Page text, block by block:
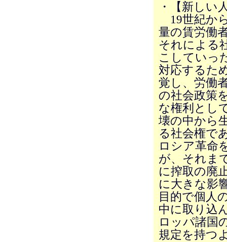
・【新しい
19世紀か
量の賃労働
それによる
こしていっ
対応するた
覚し、労働
の社会政策
な権利とし
壊の中から
る社会権で
ロシア革命
が、それま
に搾取の廃
に大きな影
目的で個人
中に取り込
ロッパ諸国
規定を持つ